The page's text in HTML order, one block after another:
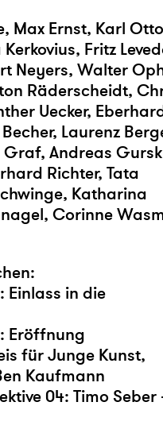
Max Ernst, Karl
Fritz
Neyers, Walter
Räderscheidt,
Uecker,
Laurenz
Andreas
Richter, Tata
Katharina
Corinne
Einlass in die
Eröffnung
für Junge Kunst,
Kaufmann
04: Timo Seber